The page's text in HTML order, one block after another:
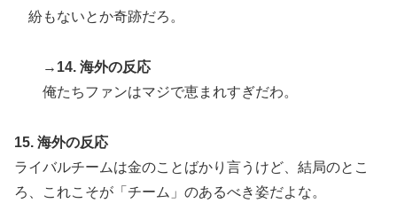
紛もないとか奇跡だろ。
→14. 海外の反応
俺たちファンはマジで恵まれすぎだわ。
15. 海外の反応
ライバルチームは金のことばかり言うけど、結局のとこ
ろ、これこそが「チーム」のあるべき姿だよな。